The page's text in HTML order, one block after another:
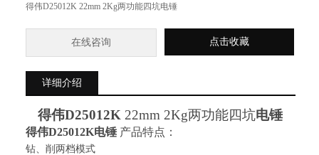
得伟D25012K 22mm 2Kg两功能四坑电锤
在线咨询 点击收藏
详细介绍
得伟D25012K 22mm 2Kg两功能四坑电锤
得伟D25012K电锤 产品特点：
钻、削两档模式